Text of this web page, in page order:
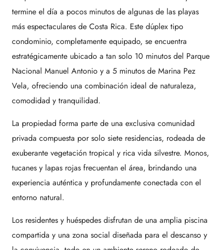
termine el día a pocos minutos de algunas de las playas
más espectaculares de Costa Rica. Este dúplex tipo
condominio, completamente equipado, se encuentra
estratégicamente ubicado a tan solo 10 minutos del Parque
Nacional Manuel Antonio y a 5 minutos de Marina Pez
Vela, ofreciendo una combinación ideal de naturaleza,
comodidad y tranquilidad.
La propiedad forma parte de una exclusiva comunidad
privada compuesta por solo siete residencias, rodeada de
exuberante vegetación tropical y rica vida silvestre. Monos,
tucanes y lapas rojas frecuentan el área, brindando una
experiencia auténtica y profundamente conectada con el
entorno natural.
Los residentes y huéspedes disfrutan de una amplia piscina
compartida y una zona social diseñada para el descanso y